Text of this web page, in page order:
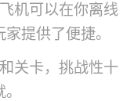
机可以在你离线
提供了便捷。
关卡，挑战性十